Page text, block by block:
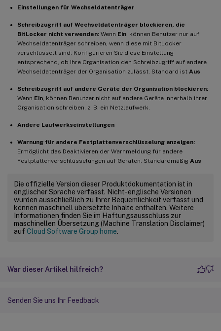
- **BitLocker-
- ** Wiederherstellungseinstellungen für
- **Wiederherstellung des
- ** 48 Bit - Wiederherstellungspasswort
- ** 256-Bit-Wiederherstellungsschlüssel
- **Wiederherstellungsoptionen für das
- **In Active Directory Domain Services
- **BitLocker nach dem Speichern der
Einstellungen für Wechseldatenträger
Schreibzugriff auf Wechseldatenträger blockieren, die
BitLocker nicht verwenden: Wenn Ein , können Benutzer nur auf
Wechseldatenträger schreiben, wenn diese mit BitLocker
verschlüsselt sind. Konfigurieren Sie diese Einstellung
entsprechend, ob Ihre Organisation den Schreibzugriff auf andere
Wechseldatenträger der Organisation zulässt. Standard ist Aus
Schreibzugriff auf andere Geräte der Organisation blockieren:
Wenn Ein , können Benutzer nicht auf andere Geräte innerhalb ihrer
Organisation schreiben, z. B. ein Netzlaufwerk.
Andere Laufwerkseinstellungen
Warnung für andere Festplattenverschlüsselung anzeigen:
Ermöglicht das Deaktivieren der Warnmeldung für andere
Festplattenverschlüsselungen auf Geräten. Standardmäßig Aus
Die offizielle Version dieser Produktdokumentation ist in
englischer Sprache verfasst. Nicht-englische Versionen
wurden ausschließlich zu Ihrer Bequemlichkeit verfasst und
können maschinell übersetzte Inhalte enthalten. Weitere
Informationen finden Sie im Haftungsausschluss zur
maschinellen Übersetzung (Machine Translation Disclaimer)
auf Cloud Software Group home.
War dieser Artikel hilfreich?
Senden Sie uns Ihr Feedback